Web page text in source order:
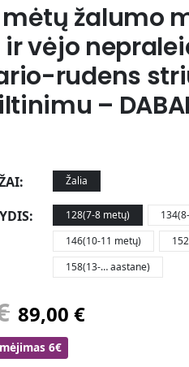
mėtų žalumo
vėjo
rudens
–
Žalia
128(7-8 metų)
146(10-11 metų)
158(13-… aastane)
89,00 €
6€